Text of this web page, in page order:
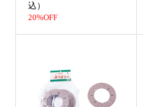
込）
20%OFF